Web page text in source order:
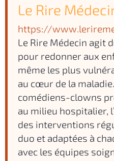
Le Rire
https://
Le Rire Médecin agit
pour redonner aux
même les plus
au cœur de la
comédiens-clowns
au milieu hospitalier,
des interventions
duo et adaptées à
avec les équipes